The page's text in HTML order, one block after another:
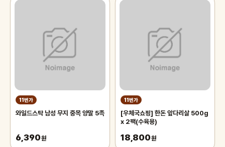
11번가
와일드스탁 남성 무지 중목 양말 5족
6,390원
11번가
[우체국쇼핑] 한돈 앞다리살 500g
x 2팩(수육용)
18,800원